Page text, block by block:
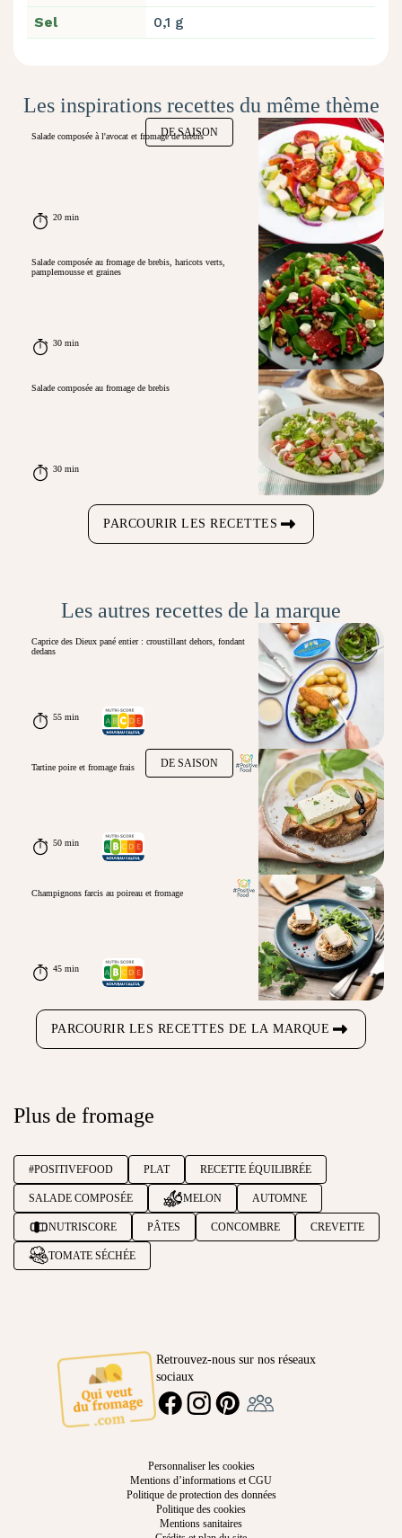
Sel
0,1 g
Les inspirations recettes du même thème
DE SAISON
Salade composée à l'avocat et fromage de brebis
20 min
Salade composée au fromage de brebis, haricots verts,
pamplemousse et graines
30 min
Salade composée au fromage de brebis
30 min
PARCOURIR LES RECETTES
Les autres recettes de la marque
Caprice des Dieux pané entier : croustillant dehors, fondant
dedans
55 min
DE SAISON
Tartine poire et fromage frais
50 min
Champignons farcis au poireau et fromage
45 min
PARCOURIR LES RECETTES DE LA MARQUE
Plus de fromage
#POSITIVEFOOD PLAT RECETTE ÉQUILIBRÉE
SALADE COMPOSÉE MELON AUTOMNE
NUTRISCORE PÂTES CONCOMBRE CREVETTE
TOMATE SÉCHÉE
Retrouvez-nous sur nos réseaux
sociaux
FACEBOOKINSTAGRAMPINTEREST
Personnaliser les cookies
Mentions d’informations et CGU
Politique de protection des données
Politique des cookies
Mentions sanitaires